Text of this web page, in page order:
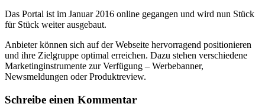
Das Portal ist im Januar 2016 online gegangen und wird nun Stück
für Stück weiter ausgebaut.
Anbieter können sich auf der Webseite hervorragend positionieren
und ihre Zielgruppe optimal erreichen. Dazu stehen verschiedene
Marketinginstrumente zur Verfügung – Werbebanner,
Newsmeldungen oder Produktreview.
Schreibe einen Kommentar